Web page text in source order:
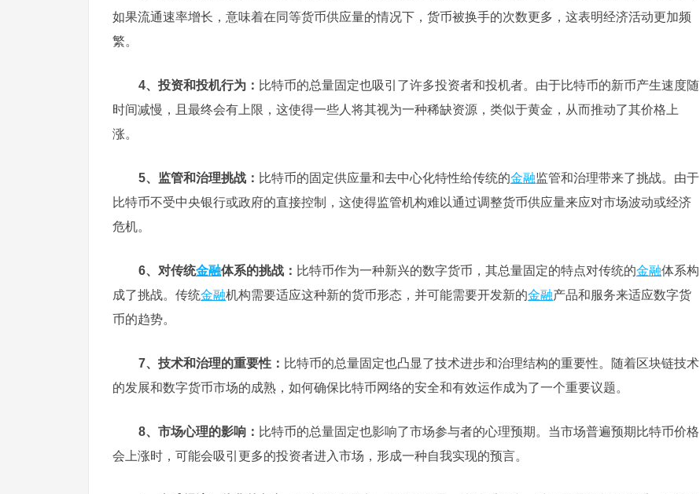
如果流通速率增长，意味着在同等货币供应量的情况下，货币被换手的次数更多，这表明经济活动更加频
繁。
4、投资和投机行为： 比特币的总量固定也吸引了许多投资者和投机者。由于比特币的新币产生速度随
时间减慢，且最终会有上限，这使得一些人将其视为一种稀缺资源，类似于黄金，从而推动了其价格上
涨。
5、监管和治理挑战： 比特币的固定供应量和去中心化特性给传统的金融监管和治理带来了挑战。由于
比特币不受中央银行或政府的直接控制，这使得监管机构难以通过调整货币供应量来应对市场波动或经济
危机。
6、对传统金融体系的挑战： 比特币作为一种新兴的数字货币，其总量固定的特点对传统的金融体系构
成了挑战。传统金融机构需要适应这种新的货币形态，并可能需要开发新的金融产品和服务来适应数字货
币的趋势。
7、技术和治理的重要性： 比特币的总量固定也凸显了技术进步和治理结构的重要性。随着区块链技术
的发展和数字货币市场的成熟，如何确保比特币网络的安全和有效运作成为了一个重要议题。
8、市场心理的影响： 比特币的总量固定也影响了市场参与者的心理预期。当市场普遍预期比特币价格
会上涨时，可能会吸引更多的投资者进入市场，形成一种自我实现的预言。